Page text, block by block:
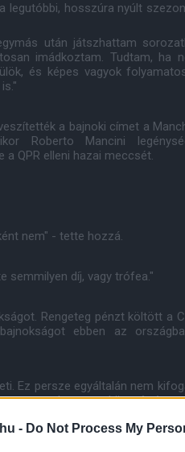
- Do Not Process My
legutóbbi, hosszúra nyúlt
után játszhattam
imádkoztam. Tudtam, ha
és képes vagyok
a bajnoki címet a
Roberto Mancini
QPR elleni hazai meccsét.
nem" - tette hozzá.
semmilyen díj, vagy trófea."
Rengeteg pénzt költött a
ebben az
Ez persze egyáltalán nem
szezonban nem könnyû, és
erõs kerettel rendelkezünk."